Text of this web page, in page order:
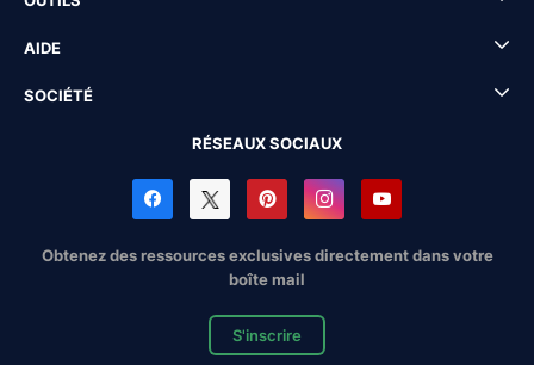
AIDE
SOCIÉTÉ
RÉSEAUX SOCIAUX
Obtenez des ressources exclusives directement dans votre
boîte mail
S'inscrire